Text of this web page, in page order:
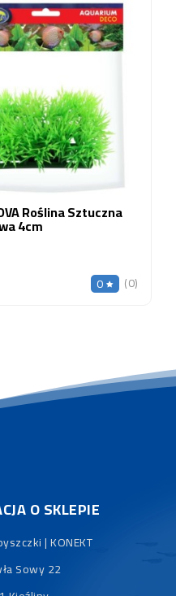
Roślina Sztuczna
4cm
0 (0)
O SKLEPIE
| KONEKT
Sowy 22